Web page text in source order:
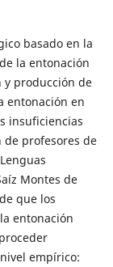
basado en la
la entonación
y producción de
entonación en
insuficiencias
de profesores de
Montes de
que los
entonación
empírico: